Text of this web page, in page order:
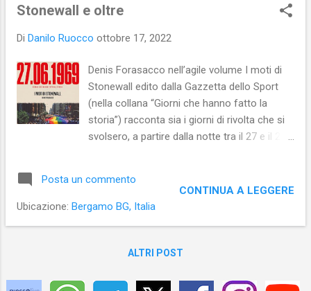
Stonewall e oltre
Di Danilo Ruocco ottobre 17, 2022
Denis Forasacco nell’agile volume I moti di
Stonewall edito dalla Gazzetta dello Sport
(nella collana “Giorni che hanno fatto la
storia”) racconta sia i giorni di rivolta che si
svolsero, a partire dalla notte tra il 27 e il 28
comunità LGBT che quei moti produssero in
tutto il mondo occidentale nell’immediato e
una rivolta popolare nel cuore del Greenwich
contesto di quegli anni (a partire dagli Anni
Posta un commento
Ubicazione: Bergamo BG, Italia
CONTINUA A LEGGERE
ALTRI POST